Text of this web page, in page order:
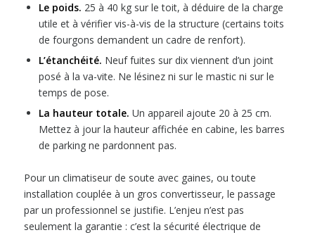
Le poids. 25 à 40 kg sur le toit, à déduire de la charge
utile et à vérifier vis-à-vis de la structure (certains toits
de fourgons demandent un cadre de renfort).
L’étanchéité. Neuf fuites sur dix viennent d’un joint
posé à la va-vite. Ne lésinez ni sur le mastic ni sur le
temps de pose.
La hauteur totale. Un appareil ajoute 20 à 25 cm.
Mettez à jour la hauteur affichée en cabine, les barres
de parking ne pardonnent pas.
Pour un climatiseur de soute avec gaines, ou toute
installation couplée à un gros convertisseur, le passage
par un professionnel se justifie. L’enjeu n’est pas
seulement la garantie : c’est la sécurité électrique de